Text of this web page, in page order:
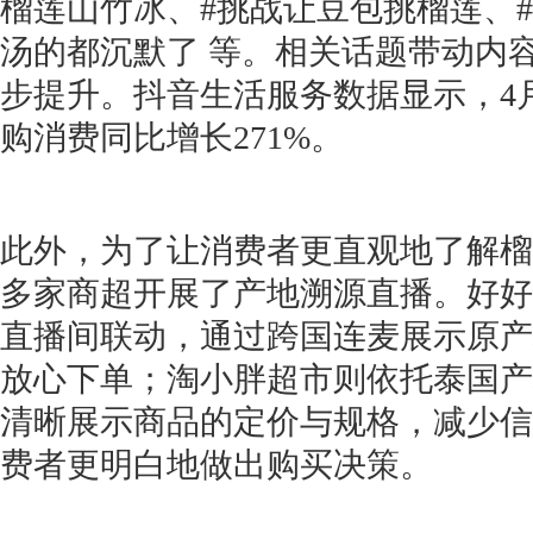
榴莲山竹冰、#挑战让豆包挑榴莲、
汤的都沉默了 等。相关话题带动内
步提升。抖音生活服务数据显示，4
购消费同比增长271%。
此外，为了让消费者更直观地了解
多家商超开展了产地溯源直播。好
直播间联动，通过跨国连麦展示原
放心下单；淘小胖超市则依托泰国
清晰展示商品的定价与规格，减少
费者更明白地做出购买决策。